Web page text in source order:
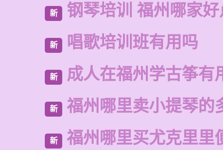
新 钢琴培训 福州哪家好
新 唱歌培训班有用吗
新 成人在福州学古筝有
新 福州哪里卖小提琴的
新 福州哪里买尤克里里